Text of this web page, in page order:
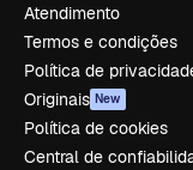
Atendimento
Termos e condições
Política de
Originais New
Política de cookies
Central de